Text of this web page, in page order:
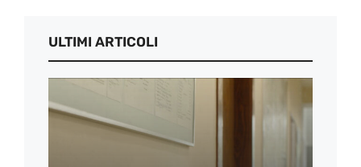
ULTIMI ARTICOLI